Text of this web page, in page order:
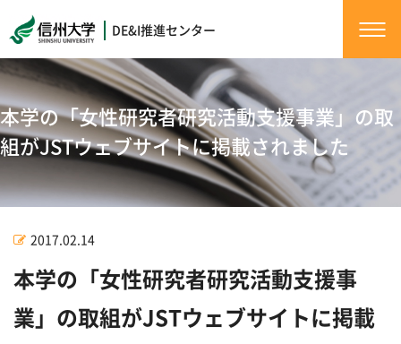
DE&I推進センター
本学の「女性研究者研究活動支援事業」の取
組がJSTウェブサイトに掲載されました
2017.02.14
本学の「女性研究者研究活動支援事
業」の取組がJSTウェブサイトに掲載